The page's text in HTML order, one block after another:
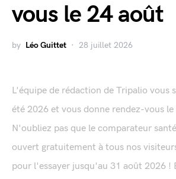
vous le 24 août
by Léo Guittet 28 juillet 2026
L'équipe de rédaction de Tripalio vous
été 2026 et vous donne rendez-vous le
N'oubliez pas que le comparateur
ouvert gratuitement à tous nos
pour l'essayer jusqu'au 31 août 2026 !